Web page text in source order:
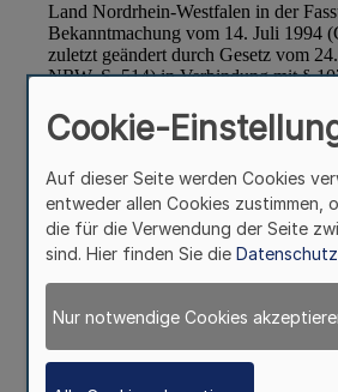
Cookie-
Auf dieser Seite werden Cookies
entweder allen Cookies zustimmen,
die für die Verwendung der Seite
sind. Hier finden Sie die
Nur notwendige Cookies